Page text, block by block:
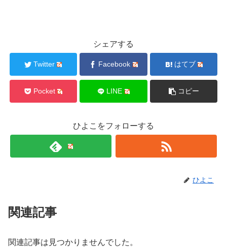
シェアする
Twitter Facebook はてブ
Pocket LINE コピー
ひよこをフォローする
ひよこ
関連記事
関連記事は見つかりませんでした。